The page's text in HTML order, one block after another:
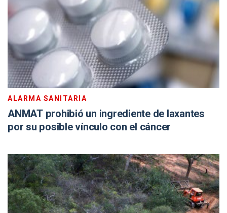
ALARMA SANITARIA
ANMAT prohibió un ingrediente de laxantes
por su posible vínculo con el cáncer